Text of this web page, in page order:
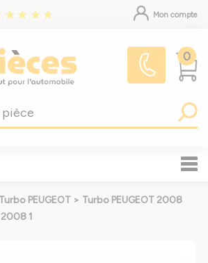
Mon compte
0
Turbo PEUGEOT > Turbo PEUGEOT 2008
2008 1